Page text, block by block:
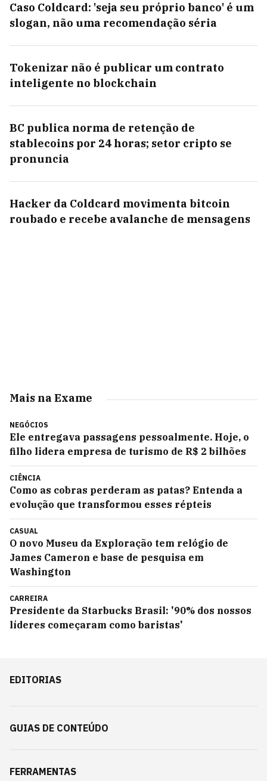
Caso Coldcard: 'seja seu próprio banco' é um
slogan, não uma recomendação séria
Tokenizar não é publicar um contrato
inteligente no blockchain
BC publica norma de retenção de
stablecoins por 24 horas; setor cripto se
pronuncia
Hacker da Coldcard movimenta bitcoin
roubado e recebe avalanche de mensagens
Mais na Exame
NEGÓCIOS
Ele entregava passagens pessoalmente. Hoje, o
filho lidera empresa de turismo de R$ 2 bilhões
CIÊNCIA
Como as cobras perderam as patas? Entenda a
evolução que transformou esses répteis
CASUAL
O novo Museu da Exploração tem relógio de
James Cameron e base de pesquisa em
Washington
CARREIRA
Presidente da Starbucks Brasil: '90% dos nossos
líderes começaram como baristas'
EDITORIAS
GUIAS DE CONTEÚDO
FERRAMENTAS